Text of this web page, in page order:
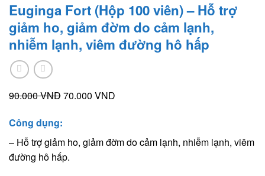
Euginga Fort (Hộp 100 viên) – Hỗ trợ
giảm ho, giảm đờm do cảm lạnh,
nhiễm lạnh, viêm đường hô hấp
90.000VNDGiá
90.000 VND.
70.000 VND
là:
Công dụng:
– Hỗ trợ giảm ho, giảm đờm do cảm lạnh, nhiễm lạnh, viêm
đường hô hấp.